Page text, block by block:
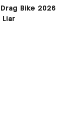
Bike 2026
Liar